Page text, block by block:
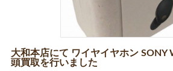
大和本店にて ワイヤイヤホン SONY
頭買取を行いました